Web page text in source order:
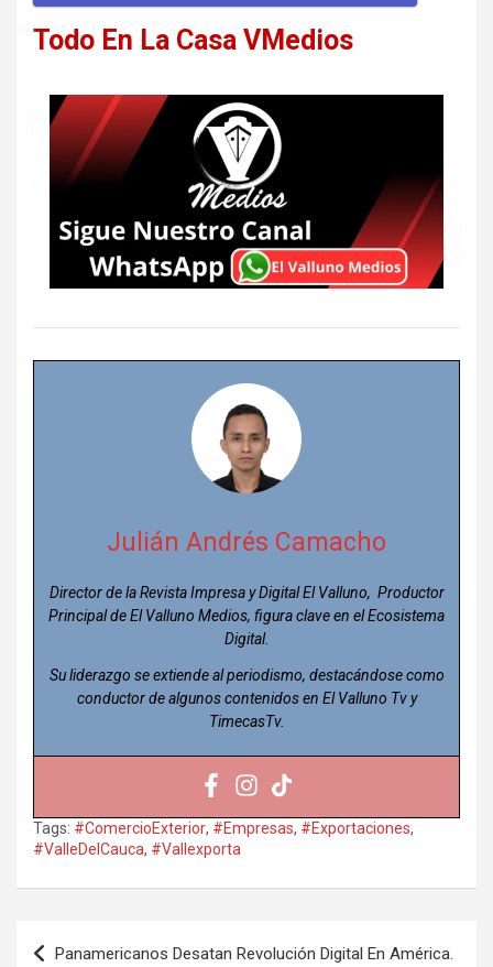
Todo En La Casa VMedios
Julián Andrés Camacho
Director de la Revista Impresa y Digital El Valluno, Productor
Principal de El Valluno Medios, figura clave en el Ecosistema
Digital.
Su liderazgo se extiende al periodismo, destacándose como
conductor de algunos contenidos en El Valluno Tv y
TimecasTv.
Tags: #ComercioExterior, #Empresas, #Exportaciones,
#ValleDelCauca, #Vallexporta
Navegación
Panamericanos Desatan Revolución Digital En América.